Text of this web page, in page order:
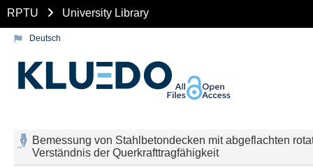
RPTU University Library
Deutsch
Bemessung von Stahlbetondecken mit abgeflachten
Verständnis der Querkrafttragfähigkeit